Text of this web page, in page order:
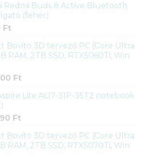
Redmi Buds 8 Active Bluetooth
(fehér)
Ft
Bovito 3D tervező PC (Core Ultra
RAM, 2TB SSD, RTX5060Ti, Win
Ft
Lite AL17-31P-35T2 notebook
Ft
Bovito 3D tervező PC (Core Ultra
RAM, 2TB SSD, RTX5070Ti, Win